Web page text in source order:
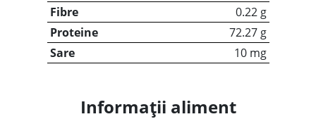
Fibre
0.22 g
Proteine
72.27 g
Sare
10 mg
Informații aliment